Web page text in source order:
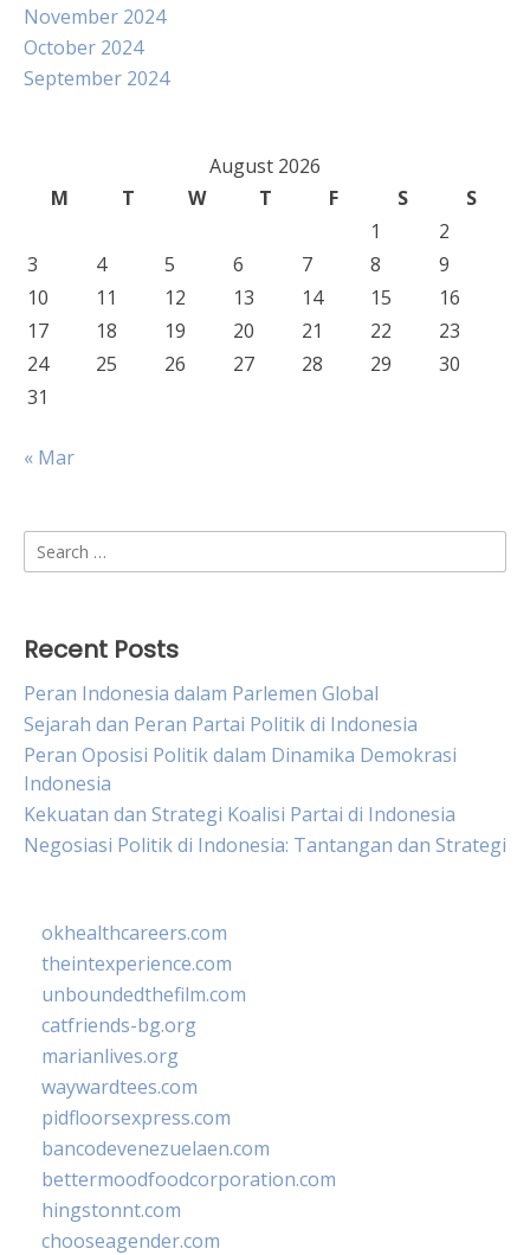
November 2024
October 2024
September 2024
August 2026
M
T W T F S
S
1
2
3
4 5 6 7 8
9
10
11 12 13 14 15
16
17
18 19 20 21 22
23
24
25 26 27 28 29
30
31
« Mar
Search
for:
Recent Posts
Peran Indonesia dalam Parlemen Global
Sejarah dan Peran Partai Politik di Indonesia
Peran Oposisi Politik dalam Dinamika Demokrasi
Indonesia
Kekuatan dan Strategi Koalisi Partai di Indonesia
Negosiasi Politik di Indonesia: Tantangan dan Strategi
okhealthcareers.com
theintexperience.com
unboundedthefilm.com
catfriends-bg.org
marianlives.org
waywardtees.com
pidfloorsexpress.com
bancodevenezuelaen.com
bettermoodfoodcorporation.com
hingstonnt.com
chooseagender.com